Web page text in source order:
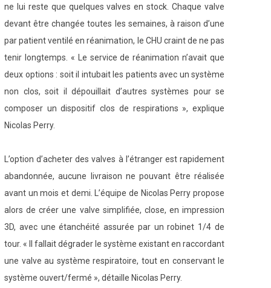
ne lui reste que quelques valves en stock. Chaque valve
devant être changée toutes les semaines, à raison d’une
par patient ventilé en réanimation, le CHU craint de ne pas
tenir longtemps. « Le service de réanimation n’avait que
deux options : soit il intubait les patients avec un système
non clos, soit il dépouillait d’autres systèmes pour se
composer un dispositif clos de respirations », explique
Nicolas Perry.
L’option d’acheter des valves à l’étranger est rapidement
abandonnée, aucune livraison ne pouvant être réalisée
avant un mois et demi. L’équipe de Nicolas Perry propose
alors de créer une valve simplifiée, close, en impression
3D, avec une étanchéité assurée par un robinet 1/4 de
tour. « Il fallait dégrader le système existant en raccordant
une valve au système respiratoire, tout en conservant le
système ouvert/fermé », détaille Nicolas Perry.